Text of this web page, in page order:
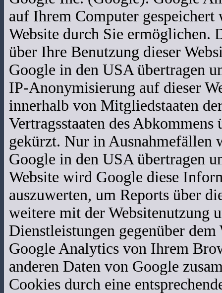
auf Ihrem Computer gespeichert
Website durch Sie ermöglichen.
über Ihre Benutzung dieser
Google in den USA übertragen
IP-Anonymisierung auf dieser
innerhalb von Mitgliedstaaten
Vertragsstaaten des
gekürzt. Nur in Ausnahmefällen
Google in den USA übertragen
Website wird Google diese
auszuwerten, um Reports über
weitere mit der Websitenutzung
Dienstleistungen gegenüber
Google Analytics von Ihrem
anderen Daten von Google
Cookies durch eine